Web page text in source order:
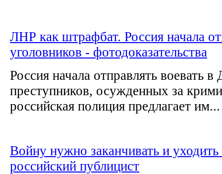
ЛНР как штрафбат. Россия начала
уголовников - фотодоказательства
Россия начала отправлять воевать в
преступников, осужденных за
российская полиция предлагает им...
Войну нужно заканчивать и
российский публицист